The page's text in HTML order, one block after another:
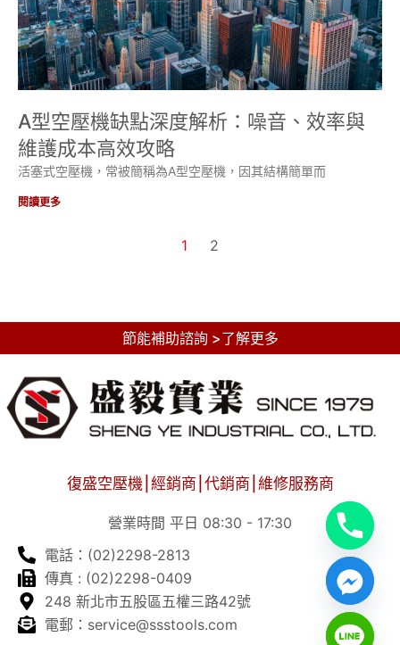
A型空壓機缺點深度解析：噪音、效率與
維護成本高效攻略
活塞式空壓機，常被簡稱為A型空壓機，因其結構簡單而
閱讀更多
1 2
節能補助諮詢 >了解更多
復盛空壓機⎮經銷商⎮代銷商⎮維修服務商
營業時間 平日 08:30 - 17:30
電話：(02)2298-2813
傳真 : (02)2298-0409
248 新北市五股區五權三路42號
電郵：service@ssstools.com